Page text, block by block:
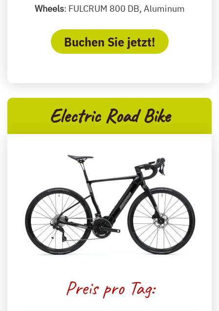
Wheels: FULCRUM 800 DB, Aluminum
Buchen Sie jetzt!
Electric Road Bike
Preis pro Tag: